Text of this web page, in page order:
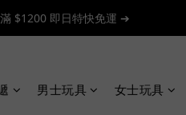
$1200 即日特快免運 ➔
$1200 即日特快免運 ➔
$1200 即日特快免運 ➔
男士玩具 女士玩具